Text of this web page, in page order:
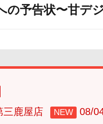
の予告状〜甘デ
三鹿屋店 NEW 08/